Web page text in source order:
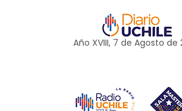
Año XVIII, 7 de Agosto de